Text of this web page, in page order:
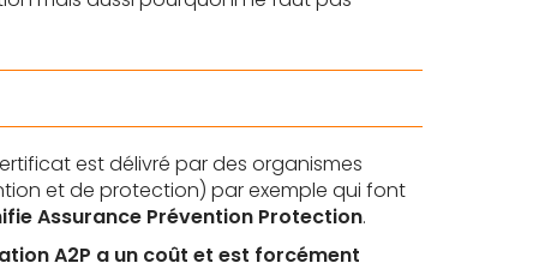
est délivré par des organismes
et de protection) par exemple qui font
Assurance Prévention Protection.
A2P a un coût et est forcément